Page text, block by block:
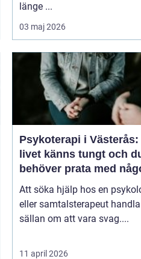
länge ...
03 maj 2026
Psykoterapi i Västerås:
livet känns tungt och
behöver prata med
Att söka hjälp hos en
eller samtalsterapeut
sällan om att vara svag....
11 april 2026